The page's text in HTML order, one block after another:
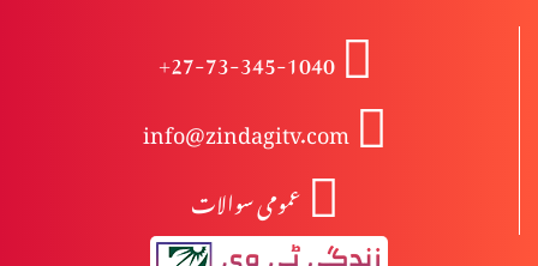
ابیونی ابتدائی مسیح کیوں نہیں ہوسکتے؟
مسیح کی پرستش تاریخ میں
+27-73-345-1040
info@zindagitv.com
عمومی سوالات